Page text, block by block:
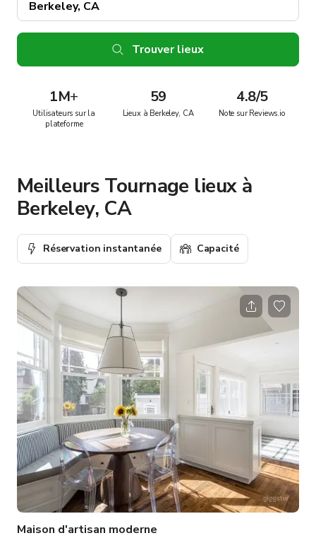
Trouver lieux
1M+
Utilisateurs sur la
plateforme
59
Lieux à Berkeley, CA
4.8/5
Note sur Reviews.io
Meilleurs Tournage lieux à
Berkeley, CA
Réservation instantanée Capacité
Maison d'artisan moderne